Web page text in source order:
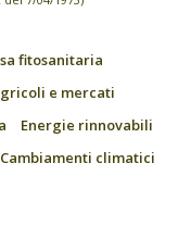
fitosanitaria
e mercati
Energie rinnovabili
Cambiamenti climatici